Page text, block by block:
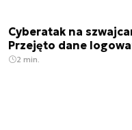
Cyberatak na
Przejęto dane
2 min.